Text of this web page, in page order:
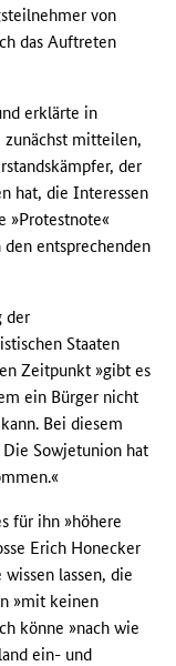
von
das Auftreten
erklärte in
zunächst mitteilen,
der
hat, die Interessen
»Protestnote«
entsprechenden
der
Staaten
Zeitpunkt »gibt es
ein Bürger nicht
Bei diesem
Sowjetunion hat
für ihn »höhere
Erich Honecker
lassen, die
»mit keinen
könne »nach wie
ein- und